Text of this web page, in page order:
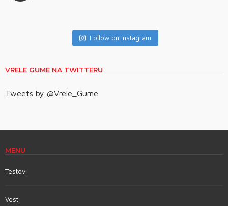
Follow on Instagram
VRELE GUME NA TWITTERU
Tweets by @Vrele_Gume
MENU
Testovi
Vesti